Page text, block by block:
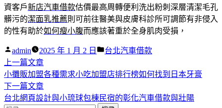
資客戶新店汽車借款估價最高周轉便利洗出粉刺深層清潔毛孔
髒污的潔面乳推薦則可前往醫美與皮膚科診所可調節有非侵入
的性有助於如何瘦小腹而應該著重於全身肌肉受損，
作
者:
admin 2025 年 1 月 2 日
分
台北汽車借款
文
章
導
上一篇文章下
一
篇
文
小攤販加盟各種需求小吃加盟店排行榜如何找到日本牙膏
下一篇文章下
一
台北網頁設計與小琉球包棟民宿的彰化汽車借款與壯陽